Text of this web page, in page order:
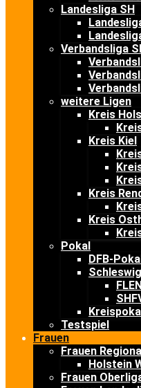
Landesliga SH
Verbandsliga
weitere Ligen
Kreis
Kreis Kiel
Kreis
Kreis
Pokal
DFB-
Testspiel
Frauen
Frauen
Holstein
Frauen